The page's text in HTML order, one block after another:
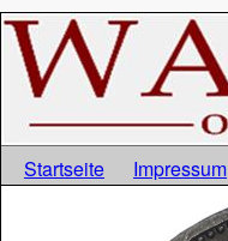
Startseite Impressum